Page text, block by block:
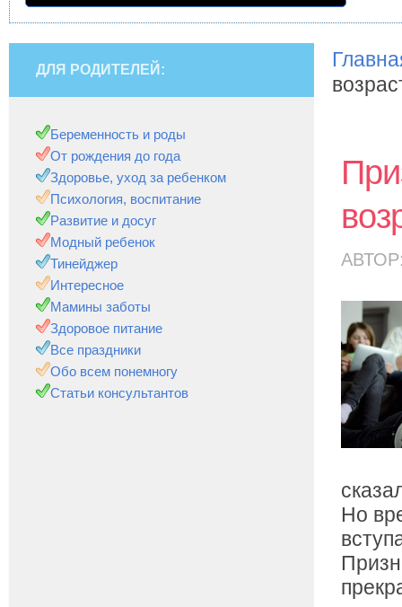
Но
ДЛЯ РОДИТЕЛЕЙ:
Беременность и роды
От рождения до года
Здоровье, уход за ребенком
Психология, воспитание
Развитие и досуг
Модный ребенок
Тинейджер
Интересное
Мамины заботы
Здоровое питание
Все праздники
Обо всем понемногу
Статьи консультантов